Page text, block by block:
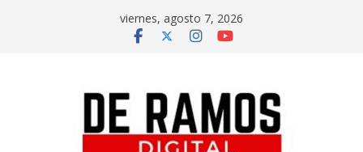
viernes, agosto 7, 2026